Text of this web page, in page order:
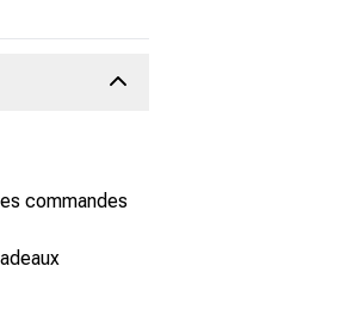
commandes